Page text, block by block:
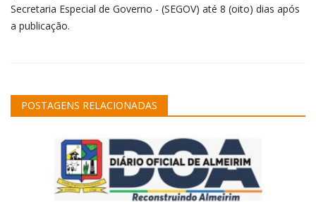
Secretaria Especial de Governo - (SEGOV) até 8 (oito) dias após
a publicação.
POSTAGENS RELACIONADAS